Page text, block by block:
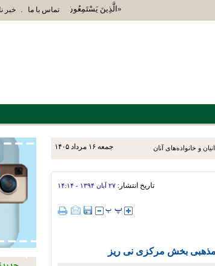
«الَّذِينَ يَسْتَمِعُونَ الْقَوْلَ فَيَتَّبِعُونَ أَحْسَنَهُ
تماس با ما . خبر
جمعه ۱۶ مرداد ۱۴۰۵ و خانواده‌های آنان
تاریخ انتشار: ۲۷ آبان ۱۳۹۴ - ۱۴:۱۴
بخش مرکزی نی ریز